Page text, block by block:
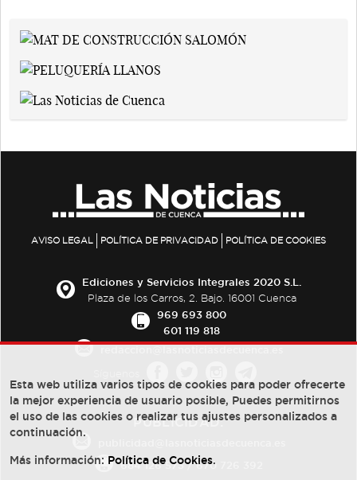
AVISO LEGAL POLÍTICA DE PRIVACIDAD POLÍTICA DE COOKIES
Ediciones y Servicios Integrales 2020 S.L.
Plaza de los Carros, 2. Bajo. 16001 Cuenca
969 693 800
601 119 818
PUBLICIDAD:
684 126 573/670 726 392
Esta web utiliza varios tipos de cookies para poder ofrecerte
la mejor experiencia de usuario posible, Puedes permitirnos
el uso de las cookies o realizar tus ajustes personalizados a
continuación.
Más información: Política de Cookies.